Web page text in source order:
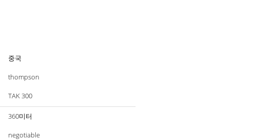
중국
thompson
TAK 300
360미터
negotiable